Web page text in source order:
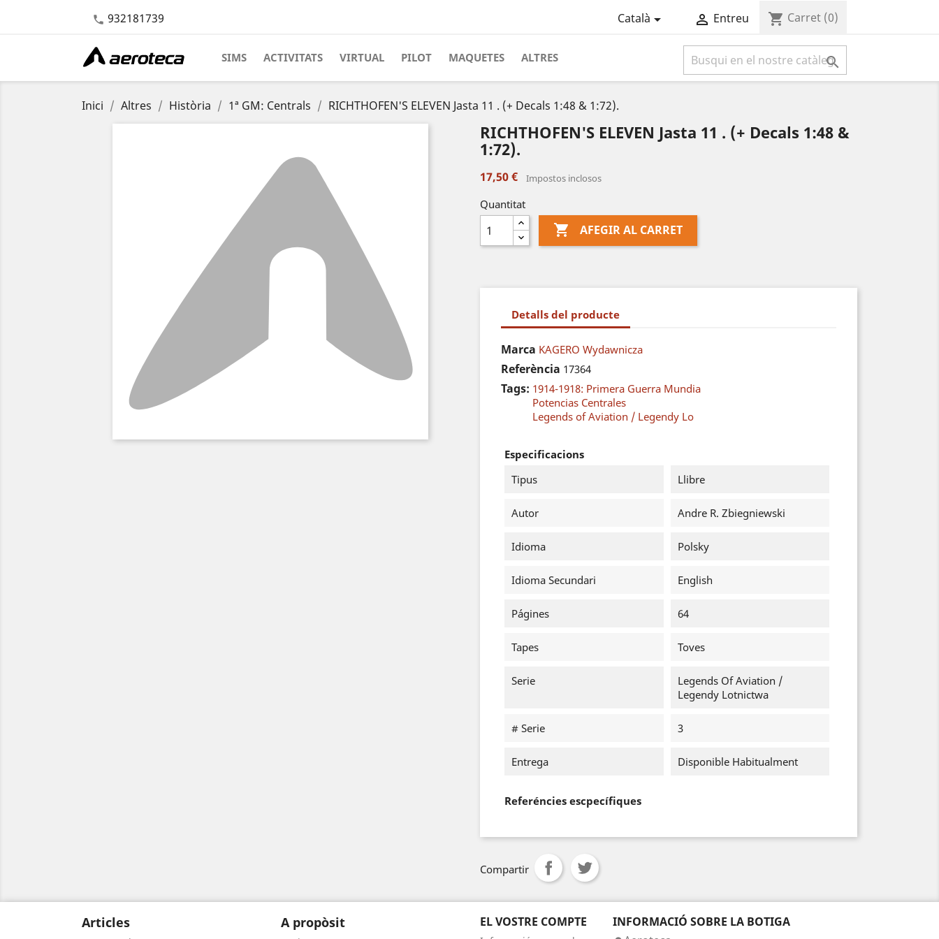
 932181739 Català  Entreu shopping_cart Carret (0)
SIMS ACTIVITATS VIRTUAL PILOT MAQUETES ALTRES 
Inici Altres Història 1ª GM: Centrals RICHTHOFEN'S ELEVEN Jasta 11 . (+ Decals 1:48 & 1:72).
RICHTHOFEN'S ELEVEN Jasta 11 . (+ Decals 1:48 &
1:72).
17,50 € Impostos inclosos
Quantitat
 AFEGIR AL CARRET
Detalls del producte
Marca KAGERO Wydawnicza
Referència 17364
Tags: 1914-1918: Primera Guerra Mundia
Potencias Centrales
Legends of Aviation / Legendy Lo
Especificacions
Tipus
Llibre
Autor Andre R. Zbiegniewski
Idioma Polsky
Idioma Secundari English
Págines 64
Tapes Toves
Serie
Legends Of Aviation /
Legendy Lotnictwa
# Serie 3
Entrega Disponible Habitualment
Referéncies escpecífiques
Compartir
Articles A propòsit EL VOSTRE COMPTE INFORMACIÓ SOBRE LA BOTIGA